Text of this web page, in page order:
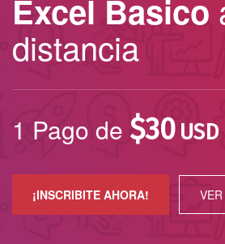
Excel Basico
distancia
1 Pago de $30 USD
¡INSCRIBITE AHORA!